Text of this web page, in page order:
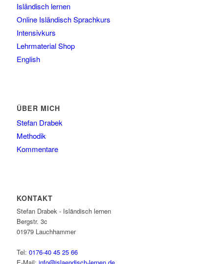
Isländisch lernen
Online Isländisch Sprachkurs
Intensivkurs
Lehrmaterial Shop
English
ÜBER MICH
Stefan Drabek
Methodik
Kommentare
KONTAKT
Stefan Drabek - Isländisch lernen
Bergstr. 3c
01979 Lauchhammer
Tel: 0176-40 45 25 66